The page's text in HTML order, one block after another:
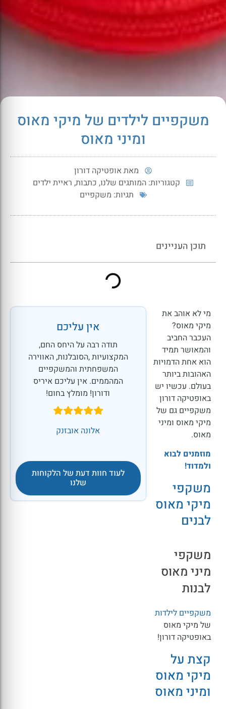
משקפיים לילדים של מיקי מאוס
ומיני מאוס
מאתאופטיקה דורון
קטגוריות: המותגים שלנו, כתבות, ראיית ילדים
תגיות: משקפיים
תוכן העניינים
מי לא אוהב את
מיקי מאוס?
העכבר החביב
והמאושר תמיד
הוא אחת הדמויות
האהובות ביותר
בעולם. עכשיו יש
באופטיקה דורון
משקפיים גם של
מיקי מאוס ומיני
מאוס.
מוזמנים לבוא
ולמדוד!
משקפי
מיקי מאוס
לבנים
משקפי
מיני מאוס
לבנות
משקפיים לילדות
של מיקי מאוס
באופטיקה דורון!
קצת על
מיקי מאוס
ומיני מאוס
אין עליכם
תודה רבה על היחס החם,
המקצועיות ,הסובלנות, האווירה
המשפחתית והמשקפיים
המהממים. אין עליכם איריס
ודורון! מומלץ בחום!
אלונה אובזנק
לעוד חוות דעת של הלקוחות
שלנו